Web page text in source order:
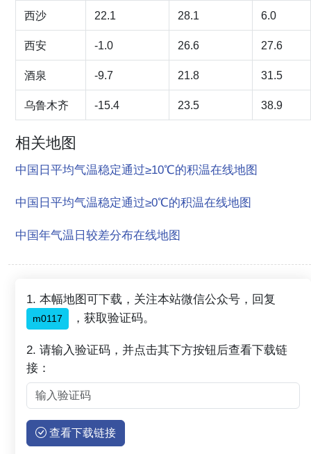
西沙 22.1 28.1 6.0
西安 -1.0 26.6 27.6
酒泉 -9.7 21.8 31.5
乌鲁木齐 -15.4 23.5 38.9
相关地图
中国日平均气温稳定通过≥10℃的积温在线地图
中国日平均气温稳定通过≥0℃的积温在线地图
中国年气温日较差分布在线地图
1. 本幅地图可下载，关注本站微信公众号，回复
m0117 ，获取验证码。
2. 请输入验证码，并点击其下方按钮后查看下载链
接：
查看下载链接